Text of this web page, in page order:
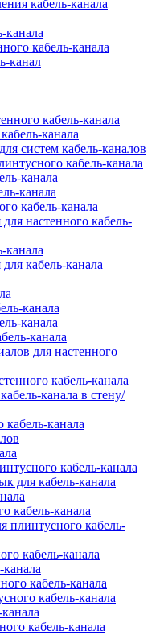
кабель-канала
канала
кабель-канала
канал
кабель-канала
канала
систем кабель-каналов
кабель-канала
канала
канала
кабель-канала
настенного кабель-
канала
кабель-канала
канала
канала
канала
для настенного
кабель-канала
канала в стену/
канала
кабель-канала
для кабель-канала
кабель-канала
плинтусного кабель-
кабель-канала
кабель-канала
кабель-канала
кабель-канала